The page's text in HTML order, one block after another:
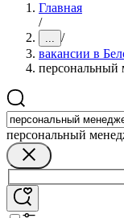
Главная
/
... /
вакансии в
персональный
персональный